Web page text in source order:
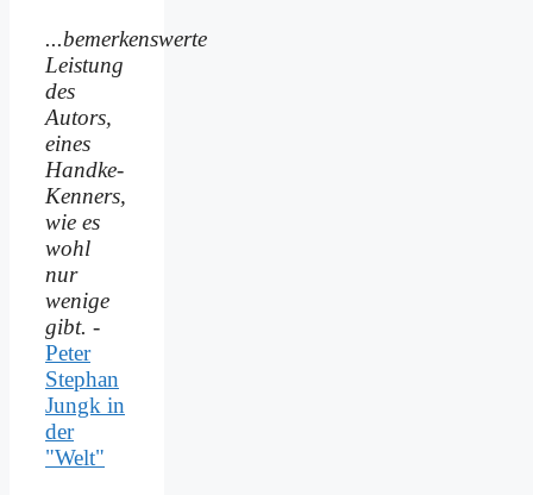
...bemerkenswerte
Leistung
des
Autors,
eines
Handke-
Kenners,
wie es
wohl
nur
wenige
gibt. -
Peter
Stephan
Jungk in
der
"Welt"